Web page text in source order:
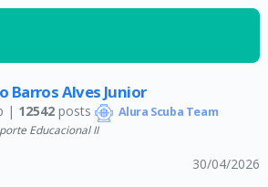
Barros Alves Junior
| 12542posts Alura Scuba Team
Educacional II
30/04/2026